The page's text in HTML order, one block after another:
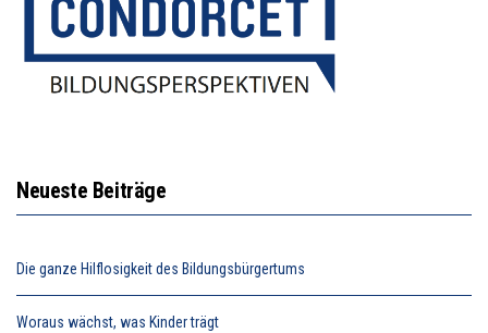
Neueste Beiträge
Die ganze Hilflosigkeit des Bildungsbürgertums
Woraus wächst, was Kinder trägt